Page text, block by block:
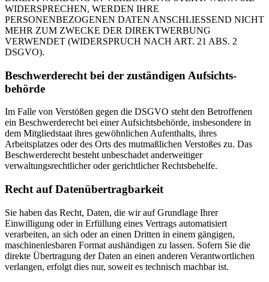
WIDERSPRECHEN, WERDEN IHRE
PERSONENBEZOGENEN DATEN ANSCHLIESSEND NICHT
MEHR ZUM ZWECKE DER DIREKTWERBUNG
VERWENDET (WIDERSPRUCH NACH ART. 21 ABS. 2
DSGVO).
Beschwerde­recht bei der zuständigen Aufsichts­
behörde
Im Falle von Verstößen gegen die DSGVO steht den Betroffenen
ein Beschwerderecht bei einer Aufsichtsbehörde, insbesondere in
dem Mitgliedstaat ihres gewöhnlichen Aufenthalts, ihres
Arbeitsplatzes oder des Orts des mutmaßlichen Verstoßes zu. Das
Beschwerderecht besteht unbeschadet anderweitiger
verwaltungsrechtlicher oder gerichtlicher Rechtsbehelfe.
Recht auf Daten­übertrag­barkeit
Sie haben das Recht, Daten, die wir auf Grundlage Ihrer
Einwilligung oder in Erfüllung eines Vertrags automatisiert
verarbeiten, an sich oder an einen Dritten in einem gängigen,
maschinenlesbaren Format aushändigen zu lassen. Sofern Sie die
direkte Übertragung der Daten an einen anderen Verantwortlichen
verlangen, erfolgt dies nur, soweit es technisch machbar ist.